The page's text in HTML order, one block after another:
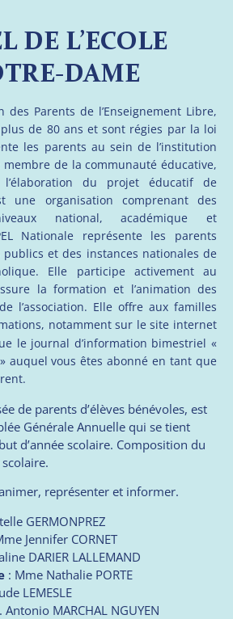
DE L’ECOLE
DAME
des Parents de l’Enseignement Libre,
de 80 ans et sont régies par la loi
les parents au sein de l’institution
de la communauté éducative,
l’élaboration du projet éducatif de
une organisation comprenant des
national, académique et
Nationale représente les parents
et des instances nationales de
Elle participe activement au
la formation et l’animation des
l’association. Elle offre aux familles
notamment sur le site internet
le journal d’information bimestriel «
auquel vous êtes abonné en tant que
de parents d’élèves bénévoles, est
Générale Annuelle qui se tient
d’année scolaire. Composition du
représenter et informer.
GERMONPREZ
Jennifer CORNET
DARIER LALLEMAND
: Mme Nathalie PORTE
LEMESLE
Antonio MARCHAL NGUYEN